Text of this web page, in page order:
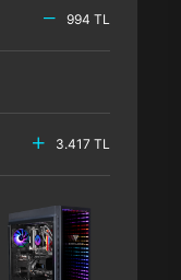
994 TL
3.417 TL